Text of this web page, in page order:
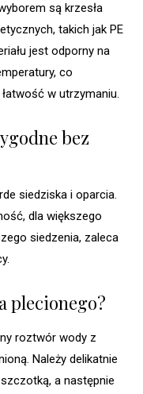
są krzesła
takich jak PE
jest odporny na
co
w utrzymaniu.
bez
siedziska i oparcia.
dla większego
siedzenia, zaleca
plecionego?
roztwór wody z
Należy delikatnie
a następnie